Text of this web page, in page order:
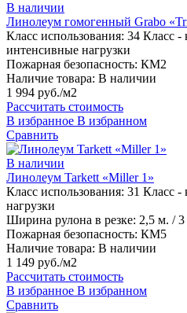
В наличии
Линолеум гомогенный Grabo
Класс использования: 34 Класс -
интенсивные нагрузки
Пожарная безопасность: КМ2
Наличие товара: В наличии
1 994 руб./м2
Рассчитать стоимость
В избранное В избранном
Сравнить
В наличии
Линолеум Tarkett «Miller 1»
Класс использования: 31 Класс -
нагрузки
Ширина рулона в резке: 2,5 м. /
Пожарная безопасность: КМ5
Наличие товара: В наличии
1 149 руб./м2
Рассчитать стоимость
В избранное В избранном
Сравнить